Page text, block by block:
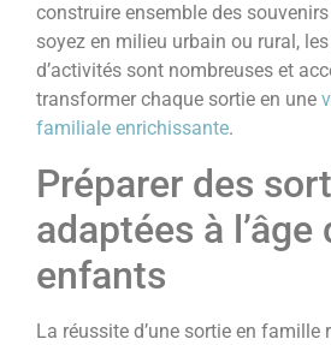
construire ensemble des
soyez en milieu urbain ou rural,
d’activités sont nombreuses et
transformer chaque sortie en une
familiale enrichissante.
Préparer des
adaptées à l’âge
enfants
La réussite d’une sortie en famille